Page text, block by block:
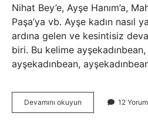
Nihat Bey’e, Ayşe Hanım’a,
Paşa’ya vb. Ayşe kadın nasıl
ardına gelen ve kesintisiz
biri. Bu kelime ayşekadınbean,
ayşekadınbean,
Devamını okuyun
Ana
12 Yorum